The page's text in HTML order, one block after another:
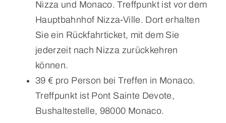
Nizza und Monaco. Treffpunkt ist vor dem
Hauptbahnhof Nizza-Ville. Dort erhalten
Sie ein Rückfahrticket, mit dem Sie
jederzeit nach Nizza zurückkehren
können.
39 € pro Person bei Treffen in Monaco.
Treffpunkt ist Pont Sainte Devote,
Bushaltestelle, 98000 Monaco.